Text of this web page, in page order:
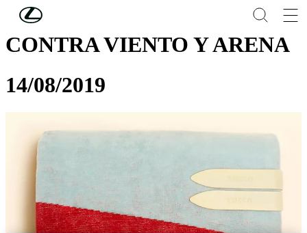
Skip to Main Content
CONTRA VIENTO Y ARENA
14/08/2019